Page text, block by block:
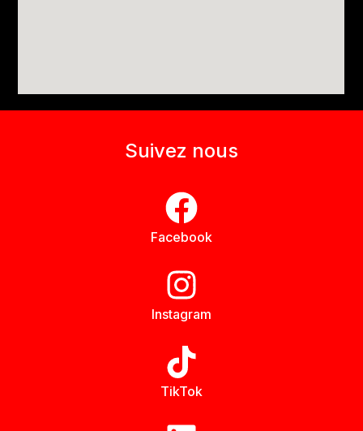
Suivez nous
Facebook
Instagram
TikTok